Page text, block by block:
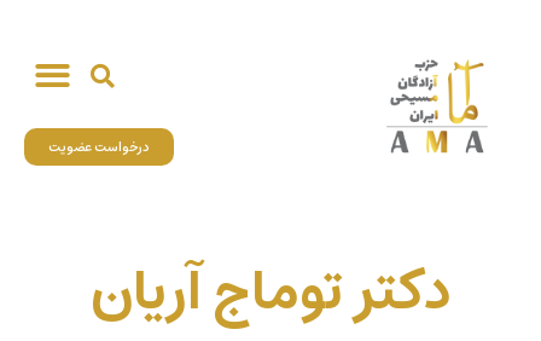
درخواست عضویت
دکتر توماج آریان